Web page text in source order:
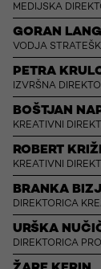
MEDIJSKA
GORAN LANG
VODJA
PETRA
IZVRŠNA
BOŠTJAN
KREATIVNI
ROBERT
KREATIVNI
BRANKA
DIREKTORICA
URŠKA
DIREKTORICA